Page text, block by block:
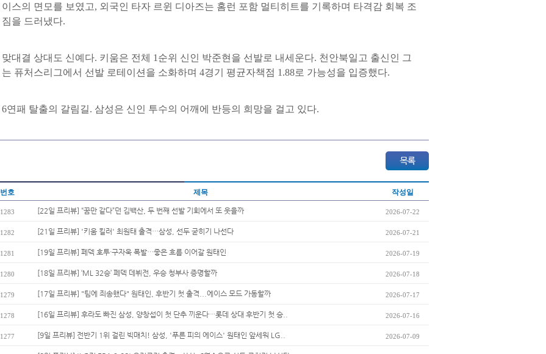
이스의 면모를 보였고, 외국인 타자 르윈 디아즈는 홈런 포함 멀티히트를 기록하며 타격감 회복 조
짐을 드러냈다.
맞대결 상대도 신예다. 키움은 전체 1순위 신인 박준현을 선발로 내세운다. 천안북일고 출신인 그
는 퓨처스리그에서 선발 로테이션을 소화하며 4경기 평균자책점 1.88로 가능성을 입증했다.
6연패 탈출의 갈림길. 삼성은 신인 투수의 어깨에 반등의 희망을 걸고 있다.
번호 제목 작성일
1283 [22일 프리뷰] “꿈만 같다”던 김백산, 두 번째 선발 기회에서 또 웃을까 2026-07-22
1282 [21일 프리뷰] '키움 킬러' 최원태 출격…삼성, 선두 굳히기 나선다 2026-07-21
1281 [19일 프리뷰] 페덱 호투·구자욱 폭발…좋은 흐름 이어갈 원태인 2026-07-19
1280 [18일 프리뷰] ‘ML 32승’ 페덱 데뷔전, 우승 청부사 증명할까 2026-07-18
1279 [17일 프리뷰] "팀에 죄송했다" 원태인, 후반기 첫 출격...에이스 모드 가동할까 2026-07-17
1278 [16일 프리뷰] 후라도 빠진 삼성, 양창섭이 첫 단추 끼운다…롯데 상대 후반기 첫 승.. 2026-07-16
1277 [9일 프리뷰] 전반기 1위 걸린 빅매치! 삼성, '푸른 피의 에이스' 원태인 앞세워 LG.. 2026-07-09